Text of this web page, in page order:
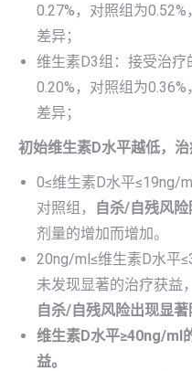
0.27%，对照组为0.52%，
差异；
维生素D3组：接受治
0.20%，对照组为0.36%，
差异；
初始维生素D水平越低，
0≤维生素D水平≤19ng/
对照组，
自杀/自残风险
剂量的增加而增加。
20ng/ml≤维生素D水平
未发现显著的治疗获益
自杀/自残风险出现显著
维生素D水平≥40ng/ml
益。